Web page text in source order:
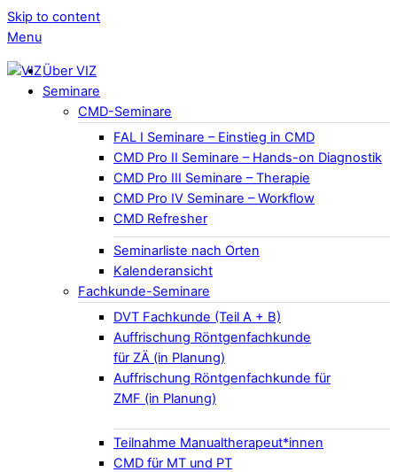
Skip to content
Menu
Über VIZ
Seminare
CMD-Seminare
FAL I Seminare – Einstieg in CMD
CMD Pro II Seminare – Hands-on Diagnostik
CMD Pro III Seminare – Therapie
CMD Pro IV Seminare – Workflow
CMD Refresher
Seminarliste nach Orten
Kalenderansicht
Fachkunde-Seminare
DVT Fachkunde (Teil A + B)
Auffrischung Röntgenfachkunde
für ZÄ (in Planung)
Auffrischung Röntgenfachkunde für
ZMF (in Planung)
Teilnahme Manualtherapeut*innen
CMD für MT und PT